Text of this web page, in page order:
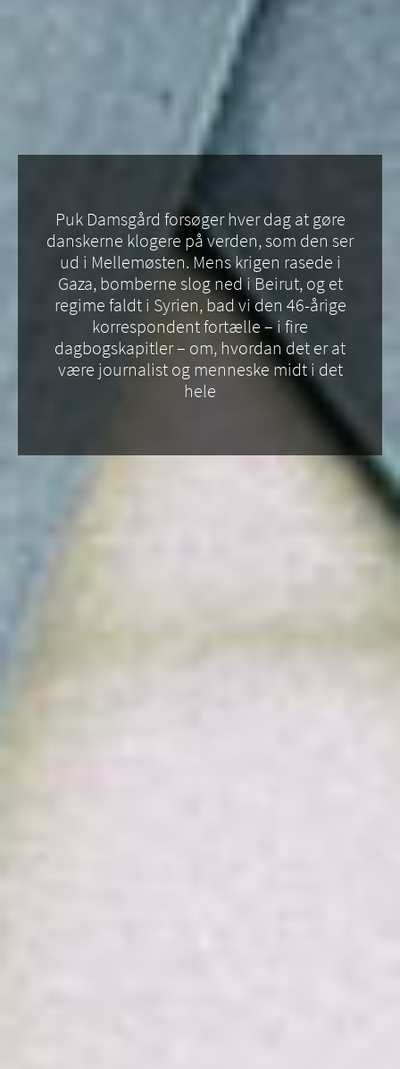
Puk Damsgård forsøger hver dag at gøre
danskerne klogere på verden, som den ser
ud i Mellemøsten. Mens krigen rasede i
Gaza, bomberne slog ned i Beirut, og et
regime faldt i Syrien, bad vi den 46-årige
korrespondent fortælle – i fire
dagbogskapitler – om, hvordan det er at
være journalist og menneske midt i det
hele